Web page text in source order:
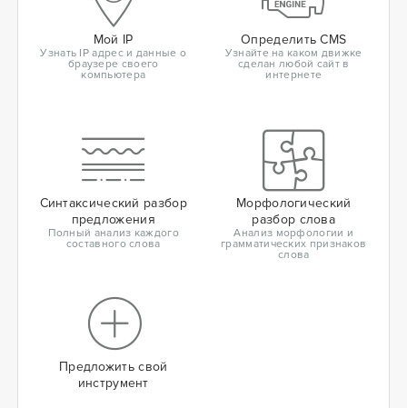
Мой IP
Узнать IP адрес и данные о
браузере своего
компьютера
Определить CMS
Узнайте на каком движке
сделан любой сайт в
интернете
Синтаксический разбор
предложения
Полный анализ каждого
составного слова
Морфологический
разбор слова
Анализ морфологии и
грамматических признаков
слова
Предложить свой
инструмент